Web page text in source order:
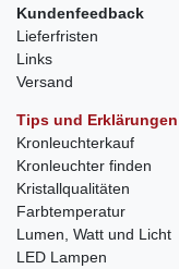
Kundenfeedback
Lieferfristen
Links
Versand
Tips und Erklärungen
Kronleuchterkauf
Kronleuchter finden
Kristallqualitäten
Farbtemperatur
Lumen, Watt und Licht
LED Lampen